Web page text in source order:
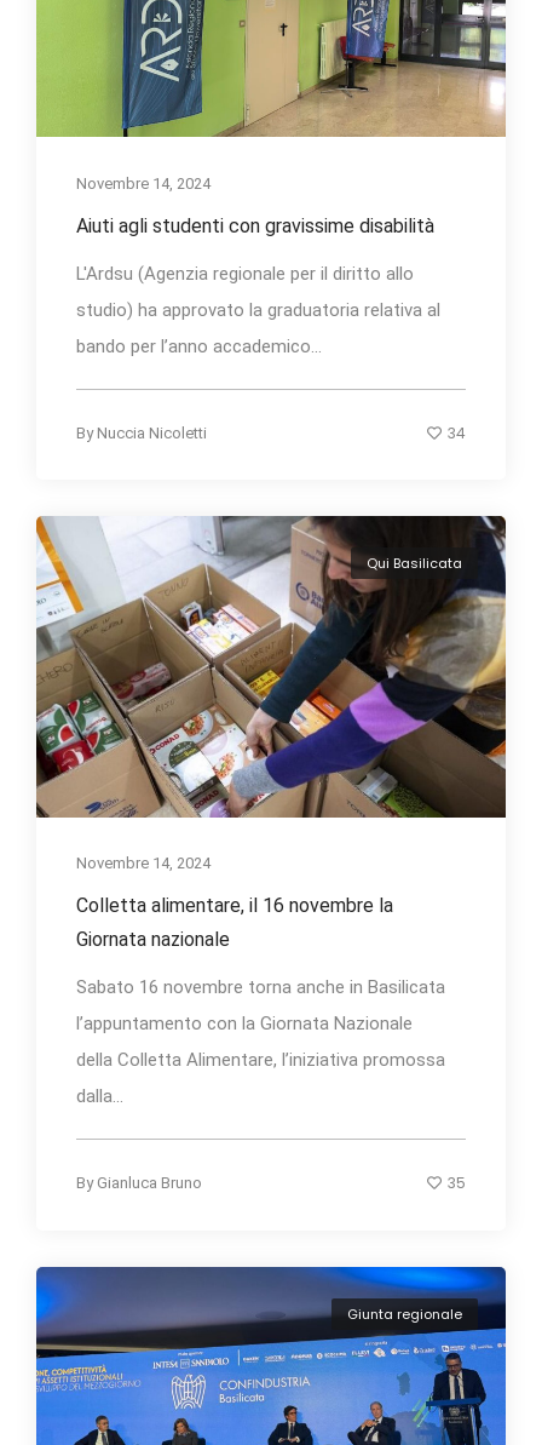
Novembre 14, 2024
Aiuti agli studenti con gravissime disabilità
L'Ardsu (Agenzia regionale per il diritto allo
studio) ha approvato la graduatoria relativa al
bando per l’anno accademico...
By Nuccia Nicoletti 34
Qui Basilicata
Novembre 14, 2024
Colletta alimentare, il 16 novembre la
Giornata nazionale
Sabato 16 novembre torna anche in Basilicata
l’appuntamento con la Giornata Nazionale
della Colletta Alimentare, l’iniziativa promossa
dalla...
By Gianluca Bruno 35
Giunta regionale